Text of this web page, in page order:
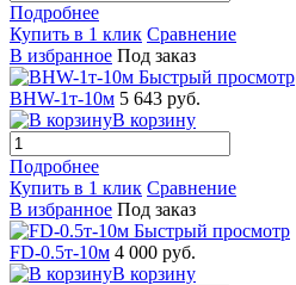
Подробнее
Купить в 1 клик Сравнение
В избранное Под заказ
Быстрый просмотр
BHW-1т-10м 5 643 руб.
В корзину
Подробнее
Купить в 1 клик Сравнение
В избранное Под заказ
Быстрый просмотр
FD-0.5т-10м 4 000 руб.
В корзину